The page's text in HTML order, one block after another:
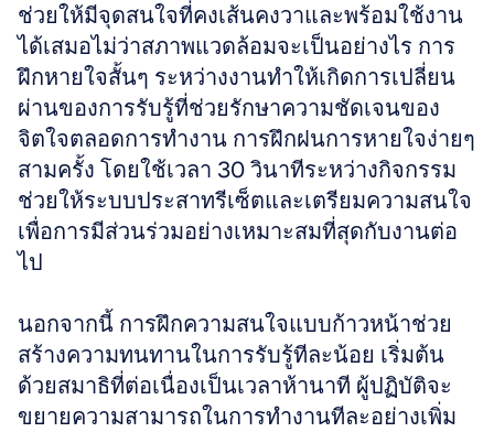
ช่วยให้มีจุดสนใจที่คงเส้นคงวาและพร้อมใช้งาน
ได้เสมอไม่ว่าสภาพแวดล้อมจะเป็นอย่างไร การ
ฝึกหายใจสั้นๆ ระหว่างงานทำให้เกิดการเปลี่ยน
ผ่านของการรับรู้ที่ช่วยรักษาความชัดเจนของ
จิตใจตลอดการทำงาน การฝึกฝนการหายใจง่ายๆ
สามครั้ง โดยใช้เวลา 30 วินาทีระหว่างกิจกรรม
ช่วยให้ระบบประสาทรีเซ็ตและเตรียมความสนใจ
เพื่อการมีส่วนร่วมอย่างเหมาะสมที่สุดกับงานต่อ
ไป
นอกจากนี้ การฝึกความสนใจแบบก้าวหน้าช่วย
สร้างความทนทานในการรับรู้ทีละน้อย เริ่มต้น
ด้วยสมาธิที่ต่อเนื่องเป็นเวลาห้านาที ผู้ปฏิบัติจะ
ขยายความสามารถในการทำงานทีละอย่างเพิ่ม